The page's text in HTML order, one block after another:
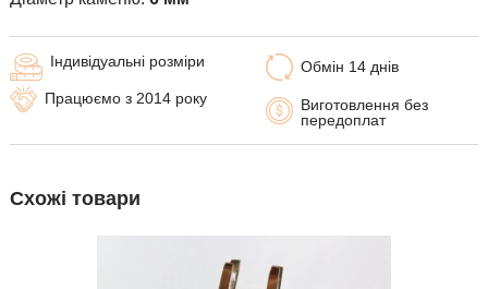
Обмін 14 днів
Виготовлення без
передоплат
Індивідуальні розміри
Працюємо з 2014 року
Схожі товари